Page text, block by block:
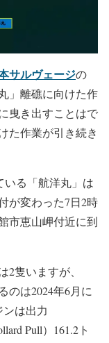
」離礁に向けた作
曳き出すことはで
た作業が引き続き
る「航洋丸」は
が変わった7日2時
恵山岬付近に到